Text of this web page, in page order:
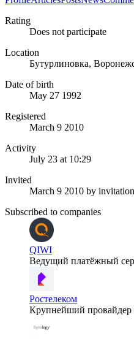
Rating
Does not participate
Location
Бутурлиновка,
Date of birth
May 27 1992
Registered
March 9 2010
Activity
July 23 at 10:29
Invited
March 9 2010 by
Subscribed to companies
QIWI
Ведущий платёжный
Ростелеком
Крупнейший